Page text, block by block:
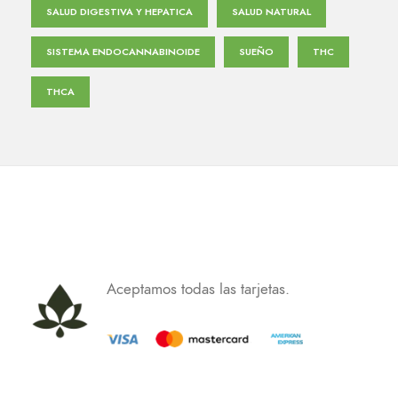
SALUD DIGESTIVA Y HEPATICA SALUD NATURAL
SISTEMA ENDOCANNABINOIDE SUEÑO THC
THCA
Aceptamos todas las tarjetas.